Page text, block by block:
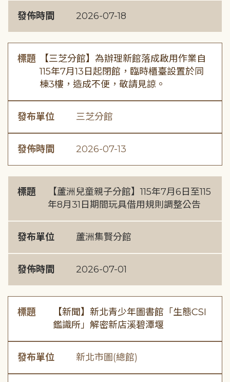
發佈時間 2026-07-18
標題
【三芝分館】為辦理新館落成啟用作業自
115年7月13日起閉館，臨時櫃臺設置於同
棟3樓，造成不便，敬請見諒。
發布單位 三芝分館
發佈時間 2026-07-13
標題
【蘆洲兒童親子分館】115年7月6日至115
年8月31日期間玩具借用規則調整公告
發布單位 蘆洲集賢分館
發佈時間 2026-07-01
標題
【新聞】新北青少年圖書館「生態CSI
鑑識所」解密新店溪碧潭堰
發布單位 新北市圖(總館)